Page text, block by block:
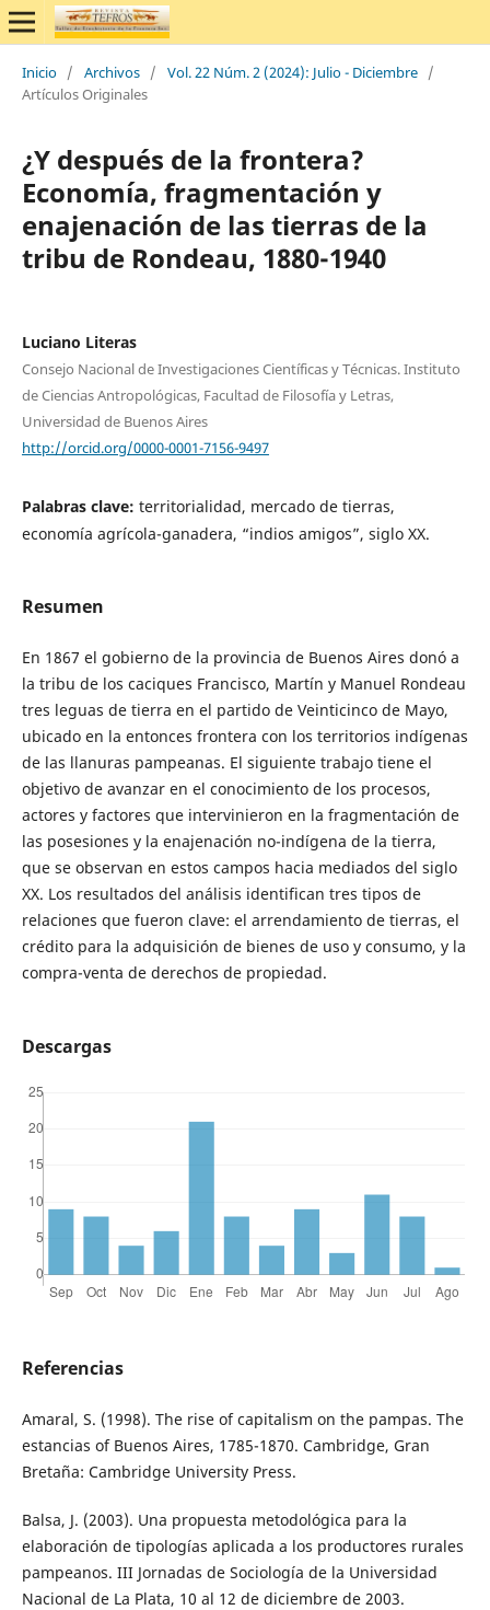
Inicio / Archivos / Vol. 22 Núm. 2 (2024): Julio - Diciembre /
Artículos Originales
¿Y después de la frontera?
Economía, fragmentación y
enajenación de las tierras de la
tribu de Rondeau, 1880-1940
Luciano Literas
Consejo Nacional de Investigaciones Científicas y Técnicas. Instituto
de Ciencias Antropológicas, Facultad de Filosofía y Letras,
Universidad de Buenos Aires
http://orcid.org/0000-0001-7156-9497
Palabras clave: territorialidad, mercado de tierras,
economía agrícola-ganadera, “indios amigos”, siglo XX.
Resumen
En 1867 el gobierno de la provincia de Buenos Aires donó a
la tribu de los caciques Francisco, Martín y Manuel Rondeau
tres leguas de tierra en el partido de Veinticinco de Mayo,
ubicado en la entonces frontera con los territorios indígenas
de las llanuras pampeanas. El siguiente trabajo tiene el
objetivo de avanzar en el conocimiento de los procesos,
actores y factores que intervinieron en la fragmentación de
las posesiones y la enajenación no-indígena de la tierra,
que se observan en estos campos hacia mediados del siglo
XX. Los resultados del análisis identifican tres tipos de
relaciones que fueron clave: el arrendamiento de tierras, el
crédito para la adquisición de bienes de uso y consumo, y la
compra-venta de derechos de propiedad.
Descargas
Referencias
Amaral, S. (1998). The rise of capitalism on the pampas. The
estancias of Buenos Aires, 1785-1870. Cambridge, Gran
Bretaña: Cambridge University Press.
Balsa, J. (2003). Una propuesta metodológica para la
elaboración de tipologías aplicada a los productores rurales
pampeanos. III Jornadas de Sociología de la Universidad
Nacional de La Plata, 10 al 12 de diciembre de 2003.